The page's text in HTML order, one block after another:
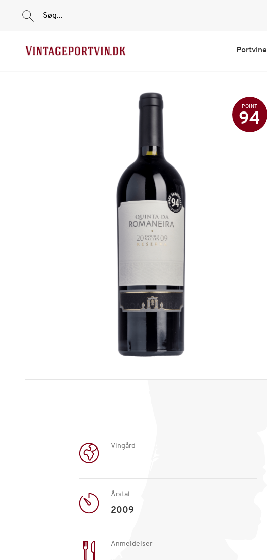
Søg...
Portvine
POINT
94
Vingård
Årstal
2009
Anmeldelser